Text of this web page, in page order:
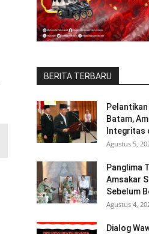
BERITA TERBARU
Batam,
Integritas
Agustus 5,
Panglima
Amsakar
Sebelum
Agustus 4,
Dialog